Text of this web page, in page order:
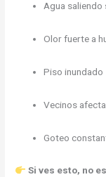
Agua saliendo
Olor fuerte a
Piso inundado
Vecinos
Goteo
Si ves esto, no